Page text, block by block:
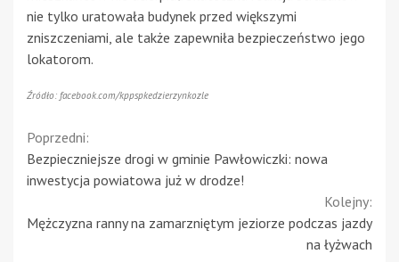
nie tylko uratowała budynek przed większymi
zniszczeniami, ale także zapewniła bezpieczeństwo jego
lokatorom.
Źródło: facebook.com/kppspkedzierzynkozle
Continue
Reading
Poprzedni:
Bezpieczniejsze drogi w gminie Pawłowiczki: nowa
inwestycja powiatowa już w drodze!
Kolejny:
Mężczyzna ranny na zamarzniętym jeziorze podczas jazdy
na łyżwach